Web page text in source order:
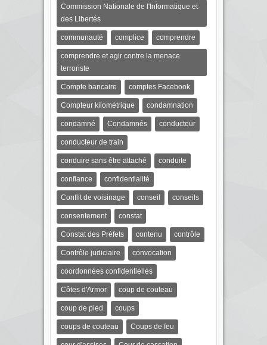
Commission Nationale de l'Informatique et
des Libertés
communauté complice comprendre
comprendre et agir contre la menace
terroriste
Compte bancaire comptes Facebook
Compteur kilométrique condamnation
condamné Condamnés conducteur
conducteur de train
conduire sans être attaché conduite
confiance confidentialité
Conflit de voisinage conseil conseils
consentement constat
Constat des Préfets contenu contrôle
Contrôle judiciaire convocation
coordonnées confidentielles
Côtes d'Armor coup de couteau
coup de pied coups
coups de couteau Coups de feu